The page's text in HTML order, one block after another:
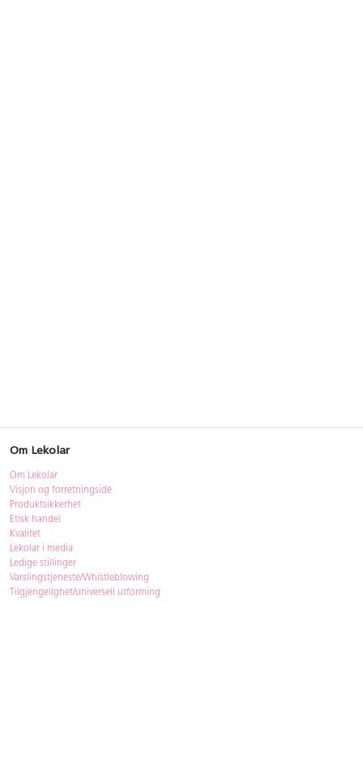
Om Lekolar
Om Lekolar
Visjon og forretningsidé
Produktsikkerhet
Etisk handel
Kvalitet
Lekolar i media
Ledige stillinger
Varslingstjeneste/Whistleblowing
Tilgjengelighet/universell utforming